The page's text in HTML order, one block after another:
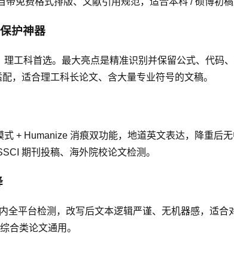
护神器
理工科首选。最大亮点是精准识别并保留公式、代
，适合理工科长论文、含大量专业符号的文稿。
式 + Humanize 消痕双功能，地道英文表达，降重
期刊投稿、海外院校论文检测。
全平台检测，改写后文本逻辑严谨、无机器感，适
合类论文通用。